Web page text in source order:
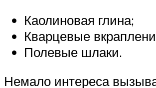
Каолиновая глина;
Кварцевые
Полевые шлаки.
Немало интереса